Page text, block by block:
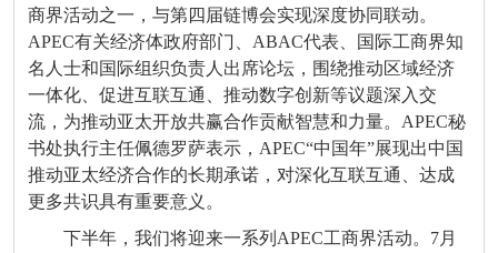
商界活动之一，与第四届链博会实现深度协同联动。
APEC有关经济体政府部门、 ABAC代表、国际工商界知
名人士和国际组织负责人出席论坛，围绕推动区域经济
一体化、促进互联互通、推动数字创新等议题深入交
流，为推动亚太开放共赢合作贡献智慧和力量。 APEC秘
书处执行主任佩德罗萨表示， APEC“中国年”展现出中国
推动亚太经济合作的长期承诺，对深化互联互通、达成
更多共识具有重要意义。
下半年，我们将迎来一系列 APEC工商界活动。 7月